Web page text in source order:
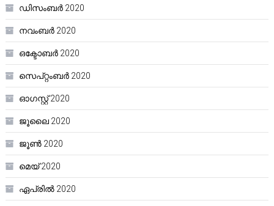
ഡിസംബർ 2020
നവംബർ 2020
ഒക്ടോബർ 2020
സെപ്റ്റംബർ 2020
ഓഗസ്റ്റ്‌ 2020
ജൂലൈ 2020
ജൂൺ 2020
മെയ്‌ 2020
ഏപ്രിൽ 2020